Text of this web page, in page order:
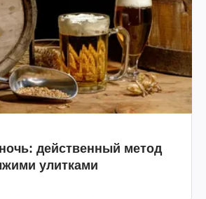
действенный метод
улитками